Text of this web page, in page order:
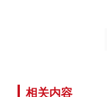
相关内容